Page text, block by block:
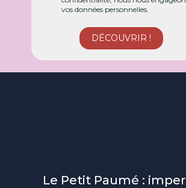
vos données personnelles.
Le Petit Paumé :